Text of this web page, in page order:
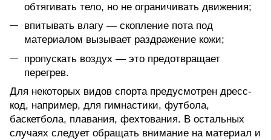
обтягивать тело, но не ограничивать движения;
впитывать влагу — скопление пота под
материалом вызывает раздражение кожи;
пропускать воздух — это предотвращает
перегрев.
Для некоторых видов спорта предусмотрен дресс-
код, например, для гимнастики, футбола,
баскетбола, плавания, фехтования. В остальных
случаях следует обращать внимание на материал и